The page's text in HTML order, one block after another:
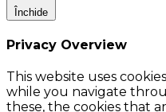
Închide
Privacy Overview
This website uses
while you navigate
these, the cookies that